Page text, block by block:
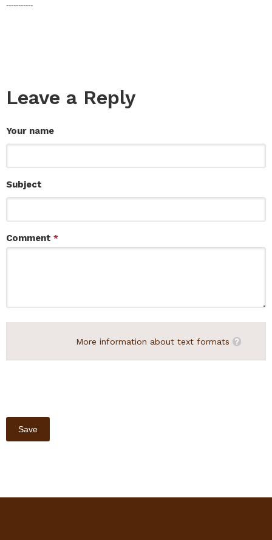
-----------
Leave a Reply
Your name
Subject
Comment *
More information about text formats